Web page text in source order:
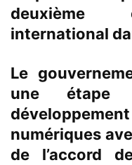
deuxième
international
Le
une étape
numériques
de l’accord